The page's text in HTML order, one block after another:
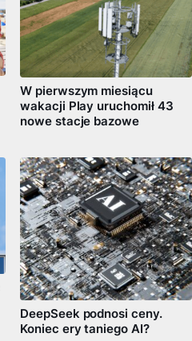
W pierwszym miesiącu
wakacji Play uruchomił 43
nowe stacje bazowe
DeepSeek podnosi ceny.
Koniec ery taniego AI?